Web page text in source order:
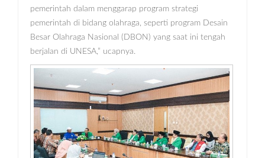
pemerintah dalam menggarap program strategi
pemerintah di bidang olahraga, seperti program Desain
Besar Olahraga Nasional (DBON) yang saat ini tengah
berjalan di UNESA,” ucapnya.